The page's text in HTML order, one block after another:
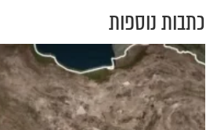
כתבות נוספות